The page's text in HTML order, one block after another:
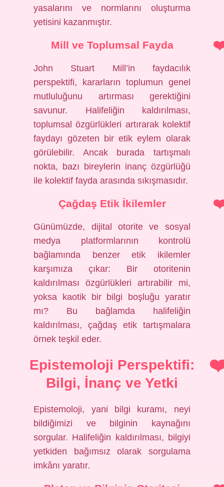
yasalarını ve normlarını oluşturma
yetisini kazanmıştır.
Mill ve Toplumsal Fayda
John Stuart Mill’in faydacılık
perspektifi, kararların toplumun genel
mutluluğunu artırması gerektiğini
savunur. Halifeliğin kaldırılması,
toplumsal özgürlükleri artırarak kolektif
faydayı gözeten bir etik eylem olarak
görülebilir. Ancak burada tartışmalı
nokta, bazı bireylerin inanç özgürlüğü
ile kolektif fayda arasında sıkışmasıdır.
Çağdaş Etik İkilemler
Günümüzde, dijital otorite ve sosyal
medya platformlarının kontrolü
bağlamında benzer etik ikilemler
karşımıza çıkar: Bir otoritenin
kaldırılması özgürlükleri artırabilir mi,
yoksa kaotik bir bilgi boşluğu yaratır
mı? Bu bağlamda halifeliğin
kaldırılması, çağdaş etik tartışmalara
örnek teşkil eder.
Epistemoloji Perspektifi:
Bilgi, İnanç ve Yetki
Epistemoloji, yani bilgi kuramı, neyi
bildiğimizi ve bilginin kaynağını
sorgular. Halifeliğin kaldırılması, bilgiyi
yetkiden bağımsız olarak sorgulama
imkânı yaratır.